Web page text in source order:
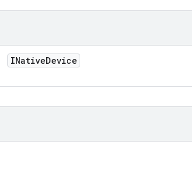
INativeDevice